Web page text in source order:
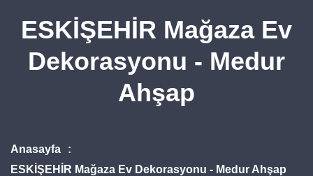
ESKİŞEHİR Mağaza Ev
Dekorasyonu - Medur
Ahşap
Anasayfa
ESKİŞEHİR Mağaza Ev Dekorasyonu - Medur Ahşap